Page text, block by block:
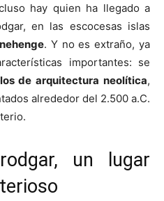
hay quien ha llegado a
en las escocesas islas
. Y no es extraño, ya
importantes: se
de arquitectura neolítica,
alrededor del 2.500 a.C.
un lugar